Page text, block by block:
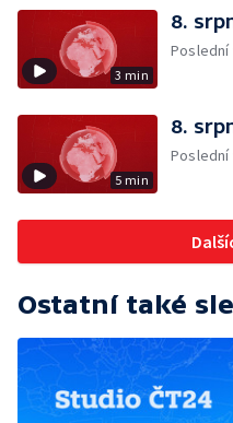
3 min
8.
5 min
8.
Ostatní také